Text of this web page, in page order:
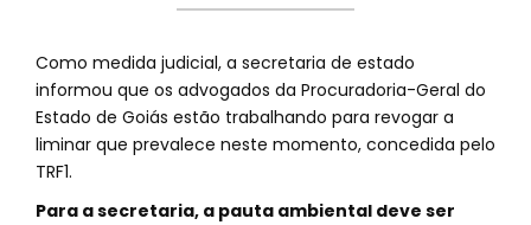
Como medida judicial, a secretaria de estado
informou que os advogados da Procuradoria-Geral do
Estado de Goiás estão trabalhando para revogar a
liminar que prevalece neste momento, concedida pelo
TRF1.
Para a secretaria, a pauta ambiental deve ser